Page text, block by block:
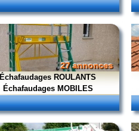
27 annonces
Échafaudages ROULANTS
Échafaudages MOBILES